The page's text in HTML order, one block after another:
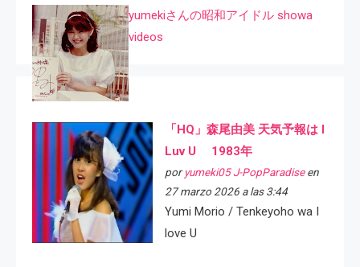
yumekiさんの昭和アイドル showa
videos
「HQ」森尾由美 天気予報は I
Luv U 1983年
por yumeki05 J-PopParadiseen
27 marzo 2026 a las 3:44
Yumi Morio / Tenkeyoho wa I
love U